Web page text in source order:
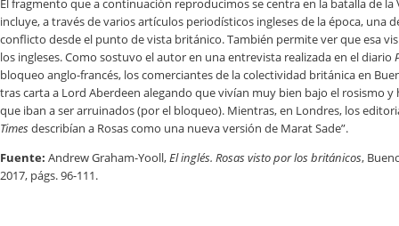
El fragmento que a continuación reproducimos se centra en la batalla de la
incluye, a través de varios artículos periodísticos ingleses de la época, una
conflicto desde el punto de vista británico. También permite ver que esa
los ingleses. Como sostuvo el autor en una entrevista realizada en el diario
bloqueo anglo-francés, los comerciantes de la colectividad británica en
tras carta a Lord Aberdeen alegando que vivían muy bien bajo el rosismo y
que iban a ser arruinados (por el bloqueo). Mientras, en Londres, los
Timesdescribían a Rosas como una nueva versión de Marat Sade”.
Fuente: Andrew Graham-Yooll,El inglés. Rosas visto por los británicos,
2017, págs. 96-111.